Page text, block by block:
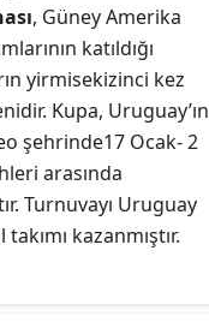
, Güney Amerika
katıldığı
yirmisekizinci kez
Kupa, Uruguay’ın
şehrinde17 Ocak- 2
arasında
Turnuvayı Uruguay
kazanmıştır.